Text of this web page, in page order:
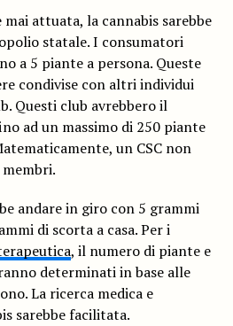
mai attuata, la cannabis sarebbe
statale. I consumatori
a 5 piante a persona. Queste
condivise con altri individui
Questi club avrebbero il
ad un massimo di 250 piante
un CSC non
andare in giro con 5 grammi
di scorta a casa. Per i
, il numero di piante e
determinati in base alle
La ricerca medica e
sarebbe facilitata.